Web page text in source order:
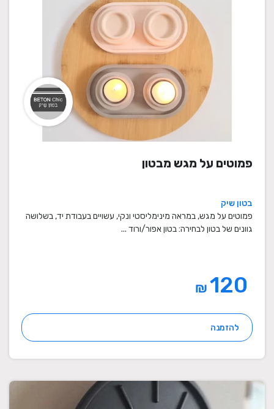
פמוטים על מגש מבטון
בטון שיק
פמוטים על מגש, במראה מינימליסטי ונקי, עשויים בעבודת יד, בשלושה
גוונים של בטון לבחירה: בטון אפור/ורוד ...
₪
להזמנה